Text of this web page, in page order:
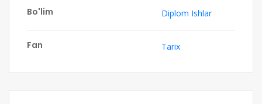
Bo'lim Diplom Ishlar
Fan Tarix